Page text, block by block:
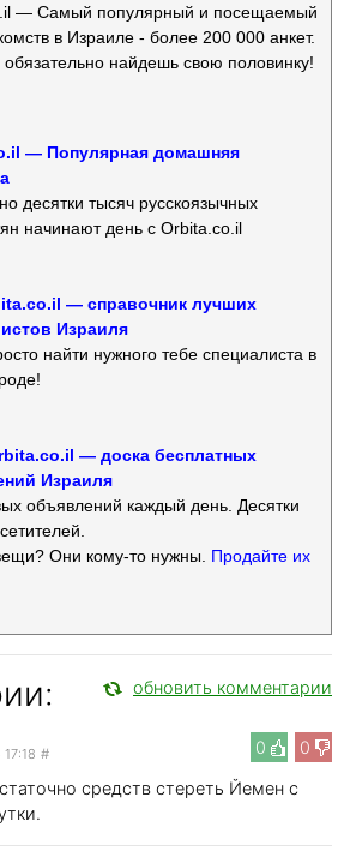
— Самый популярный и посещаемый
в Израиле - более 200 000 анкет.
обязательно найдешь свою половинку!
— Популярная домашняя
десятки тысяч русскоязычных
начинают день с Orbita.co.il
— справочник лучших
Израиля
найти нужного тебе специалиста в
— доска бесплатных
Израиля
объявлений каждый день. Десятки
Они кому-то нужны. Продайте их
обновить комментарии
0 0
#
средств стереть Йемен с